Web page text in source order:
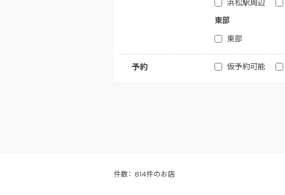
浜松駅周辺
東部
東部
予約 仮予約可能
件数： 814件のお店